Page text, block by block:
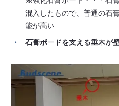
混入したもので、普通の石
能が高い
石膏ボードを支える垂木が